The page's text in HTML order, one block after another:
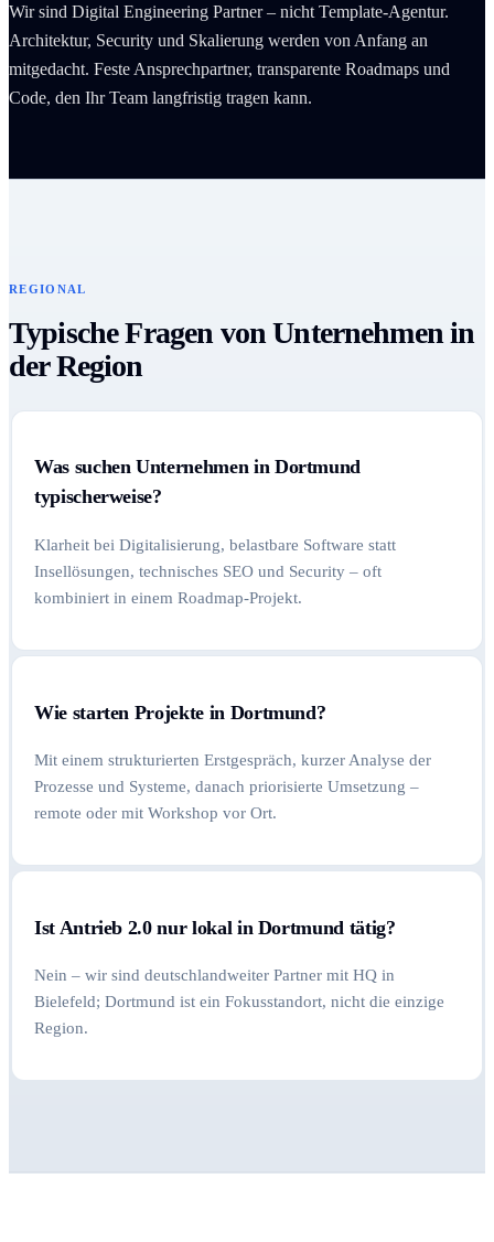
Wir sind Digital Engineering Partner – nicht Template-Agentur.
Architektur, Security und Skalierung werden von Anfang an
mitgedacht. Feste Ansprechpartner, transparente Roadmaps und
Code, den Ihr Team langfristig tragen kann.
REGIONAL
Typische Fragen von Unternehmen in
der Region
Was suchen Unternehmen in Dortmund
typischerweise?
Klarheit bei Digitalisierung, belastbare Software statt
Insellösungen, technisches SEO und Security – oft
kombiniert in einem Roadmap-Projekt.
Wie starten Projekte in Dortmund?
Mit einem strukturierten Erstgespräch, kurzer Analyse der
Prozesse und Systeme, danach priorisierte Umsetzung –
remote oder mit Workshop vor Ort.
Ist Antrieb 2.0 nur lokal in Dortmund tätig?
Nein – wir sind deutschlandweiter Partner mit HQ in
Bielefeld; Dortmund ist ein Fokusstandort, nicht die einzige
Region.